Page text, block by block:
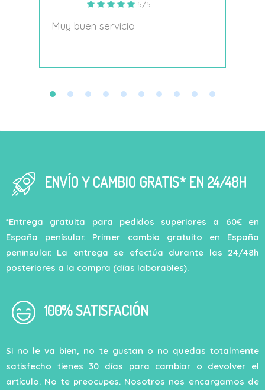
5/5
Muy buen servicio
ENVÍO Y CAMBIO GRATIS* EN 24/48H
*Entrega gratuita para pedidos superiores a 60€ en
España penísular. Primer cambio gratuito en España
peninsular. La entrega se efectúa durante las 24/48h
posteriores a la compra (días laborables).
100% SATISFACIÓN
Si no le va bien, no te gustan o no quedas totalmente
satisfecho tienes 30 días para cambiar o devolver el
artículo. No te preocupes. Nosotros nos encargamos de